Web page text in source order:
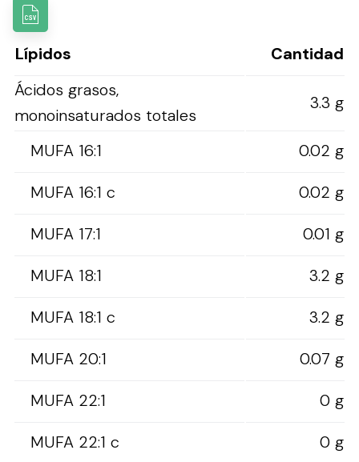
Lípidos
Cantidad
Ácidos grasos,
monoinsaturados totales
3.3 g
MUFA 16:1
0.02 g
MUFA 16:1 c
0.02 g
MUFA 17:1
0.01 g
MUFA 18:1
3.2 g
MUFA 18:1 c
3.2 g
MUFA 20:1
0.07 g
MUFA 22:1
0 g
MUFA 22:1 c
0 g